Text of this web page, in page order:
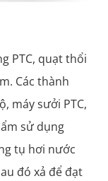
PTC, quạt thổi
Các thành
máy sưởi PTC,
sử dụng
tụ hơi nước
đó xả để đạt